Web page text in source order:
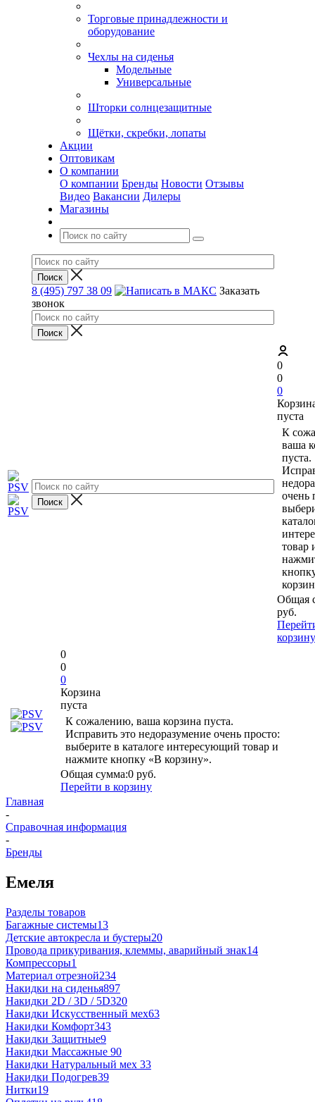
Торговые принадлежности и
оборудование
Чехлы на сиденья
Модельные
Универсальные
Шторки солнцезащитные
Щётки, скребки, лопаты
Акции
Оптовикам
О компании
О компании Бренды Новости Отзывы
Видео Вакансии Дилеры
Магазины
8 (495) 797 38 09
Заказать
звонок
0
0
0
пуста
К
ваша
пуста.
очень
товар
Общая
руб.
корзину
0
0
0
Корзина
пуста
К сожалению, ваша корзина пуста.
Исправить это недоразумение очень просто:
выберите в каталоге интересующий товар и
нажмите кнопку «В корзину».
Общая сумма:0 руб.
Перейти в корзину
Главная
-
Справочная информация
-
Бренды
Емеля
Разделы товаров
Багажные системы13
Детские автокресла и бустеры20
Провода прикуривания, клеммы, аварийный знак14
Компрессоры1
Материал отрезной234
Накидки на сиденья897
Накидки 2D / 3D / 5D320
Накидки Искусственный мех63
Накидки Комфорт343
Накидки Защитные9
Накидки Массажные 90
Накидки Натуральный мех 33
Накидки Подогрев39
Нитки19